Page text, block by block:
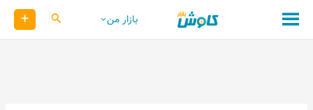
محتوا
بازار من کاوش +